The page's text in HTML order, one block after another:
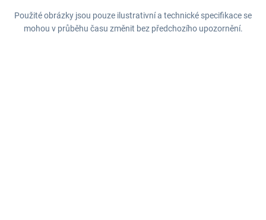
Použité obrázky jsou pouze ilustrativní a technické specifikace se
mohou v průběhu času změnit bez předchozího upozornění.